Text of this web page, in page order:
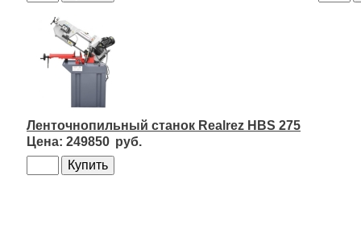
Ленточнопильный станок Realrez HBS 275
249850